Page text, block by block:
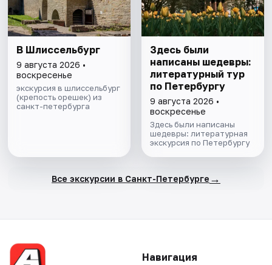
В Шлиссельбург
9 августа 2026 •
воскресенье
экскурсия в шлиссельбург
(крепость орешек) из
санкт-петербурга
Здесь были
написаны шедевры:
литературный тур
по Петербургу
9 августа 2026 •
воскресенье
Здесь были написаны
шедевры: литературная
экскурсия по Петербургу
Все экскурсии в Санкт-Петербурге →
Навигация